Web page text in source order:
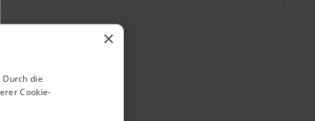
×
die
Cookie-